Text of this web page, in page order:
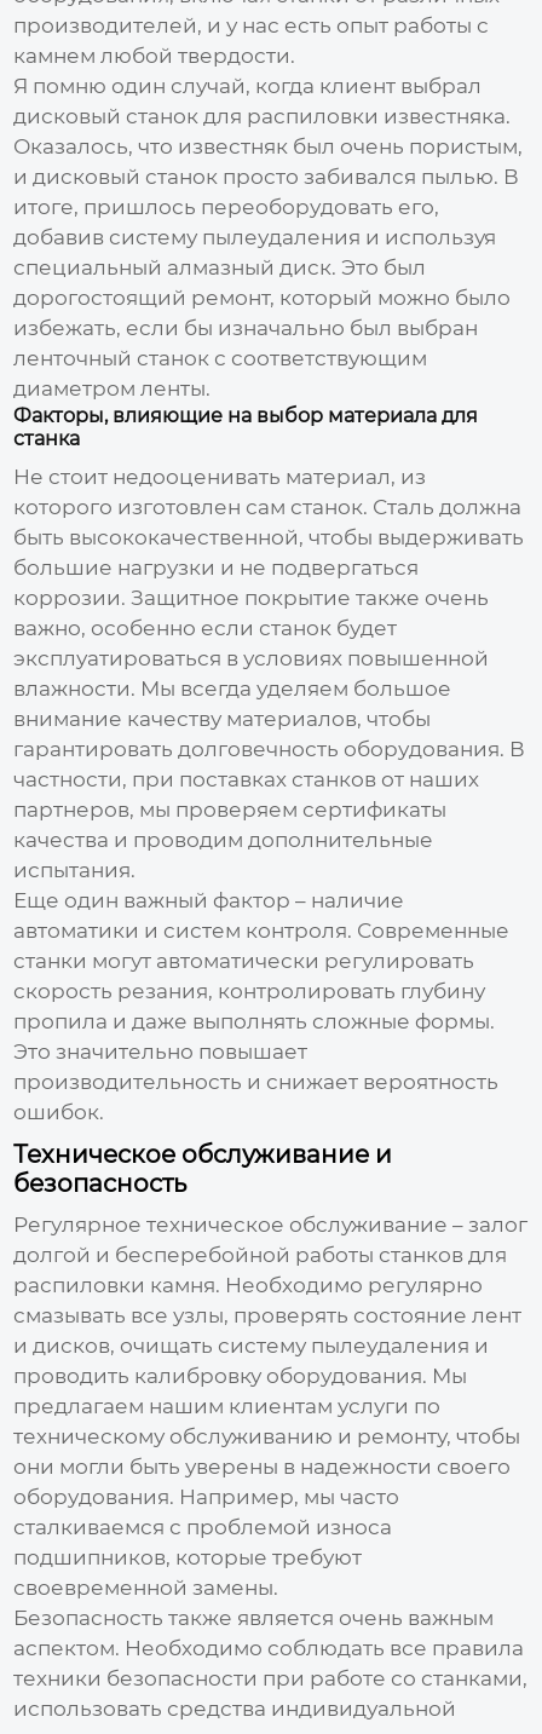
производителей, и у нас есть опыт работы с
камнем любой твердости.
Я помню один случай, когда клиент выбрал
дисковый станок для распиловки известняка.
Оказалось, что известняк был очень пористым,
и дисковый станок просто забивался пылью. В
итоге, пришлось переоборудовать его,
добавив систему пылеудаления и используя
специальный алмазный диск. Это был
дорогостоящий ремонт, который можно было
избежать, если бы изначально был выбран
ленточный станок с соответствующим
диаметром ленты.
Факторы, влияющие на выбор материала для
станка
Не стоит недооценивать материал, из
которого изготовлен сам станок. Сталь должна
быть высококачественной, чтобы выдерживать
большие нагрузки и не подвергаться
коррозии. Защитное покрытие также очень
важно, особенно если станок будет
эксплуатироваться в условиях повышенной
влажности. Мы всегда уделяем большое
внимание качеству материалов, чтобы
гарантировать долговечность оборудования. В
частности, при поставках станков от наших
партнеров, мы проверяем сертификаты
качества и проводим дополнительные
испытания.
Еще один важный фактор – наличие
автоматики и систем контроля. Современные
станки могут автоматически регулировать
скорость резания, контролировать глубину
пропила и даже выполнять сложные формы.
Это значительно повышает
производительность и снижает вероятность
ошибок.
Техническое обслуживание и
безопасность
Регулярное техническое обслуживание – залог
долгой и бесперебойной работы станков для
распиловки камня. Необходимо регулярно
смазывать все узлы, проверять состояние лент
и дисков, очищать систему пылеудаления и
проводить калибровку оборудования. Мы
предлагаем нашим клиентам услуги по
техническому обслуживанию и ремонту, чтобы
они могли быть уверены в надежности своего
оборудования. Например, мы часто
сталкиваемся с проблемой износа
подшипников, которые требуют
своевременной замены.
Безопасность также является очень важным
аспектом. Необходимо соблюдать все правила
техники безопасности при работе со станками,
использовать средства индивидуальной